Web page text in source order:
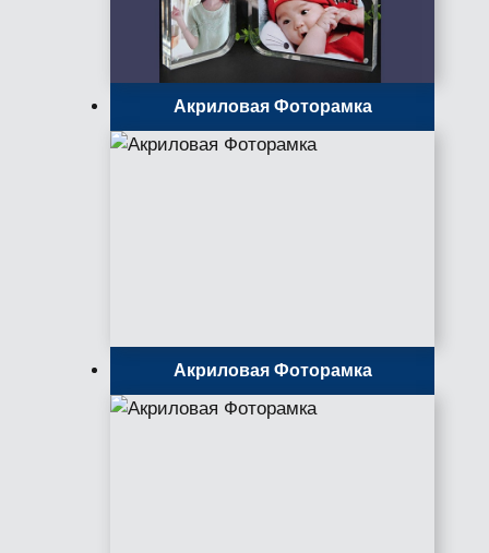
Акриловая Фоторамка
Акриловая Фоторамка